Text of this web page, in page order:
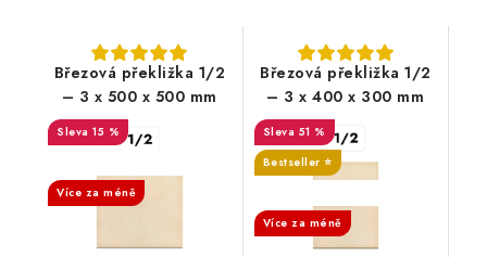
Březová překližka 1/2
– 3 x 500 x 500 mm
15 %
Více za méně
Březová překližka 1/2
– 3 x 400 x 300 mm
51 %
Bestseller ⭐️
Více za méně